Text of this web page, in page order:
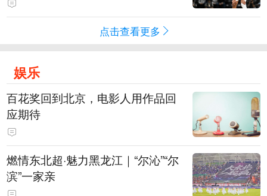
点击查看更多
娱乐
百花奖回到北京，电影人用作品回
应期待
燃情东北超·魅力黑龙江｜“尔沁”“尔
滨”一家亲